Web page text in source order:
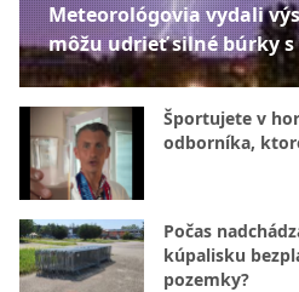
Meteorológovia vydali
môžu udrieť silné búrky
Športujete v
odborníka,
Počas
kúpalisku
pozemky?